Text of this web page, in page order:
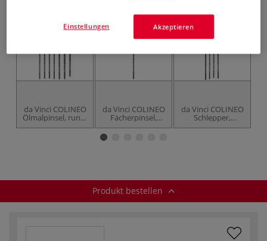
da Vinci COLINEO
Ölmalpinsel, rund,
Serie 1621
da Vinci COLINEO
Fächerpinsel,
Serie 421
da Vinci COLINEO
Schlepper,
mittellang und
Produkt bestellen
Akzeptieren
Einstellungen